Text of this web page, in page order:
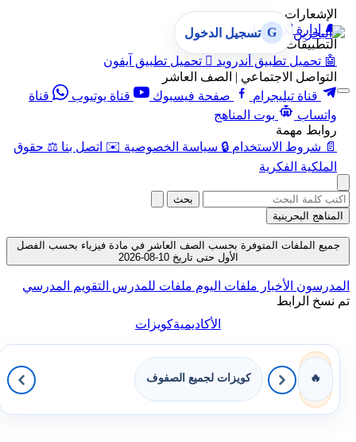
الإشعارات
🔔 إدارة الإشعارات
التطبيقات
🤖 تحميل تطبيق أندرويد  تحميل تطبيق آيفون
التواصل الاجتماعي | الصف العاشر
قناة تيليجرام
صفحة فيسبوك قناة يوتيوب
قناة
واتساب
بوت المناهج
روابط مهمة
📄 شروط الاستخدام 🔒 سياسة الخصوصية ✉️ اتصل بنا ⚖️ حقوق
الملكية الفكرية
G تسجيل الدخول
بحث
المناهج البحرينية
جميع الملفات المتوفرة بحسب الصف العاشر في مادة فيزياء بحسب الفصل
الأول حتى تاريخ 10-08-2026
المدرسون الأخبار ملفات اليوم ملفات للمدرس التقويم المدرسي
تم نسخ الرابط
الأكاديميةكويزات
🔥 كويزات لجميع الصفوف